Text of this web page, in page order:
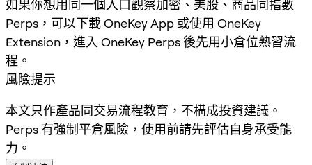
如果你想用同一個入口觀察加密、美股、商品同指數
Perps，可以下載 OneKey App 或使用 OneKey
Extension，進入 OneKey Perps 後先用小倉位熟習流
程。
風險提示
本文只作產品同交易流程教育，不構成投資建議。
Perps 有強制平倉風險，使用前請先評估自身承受能
力。